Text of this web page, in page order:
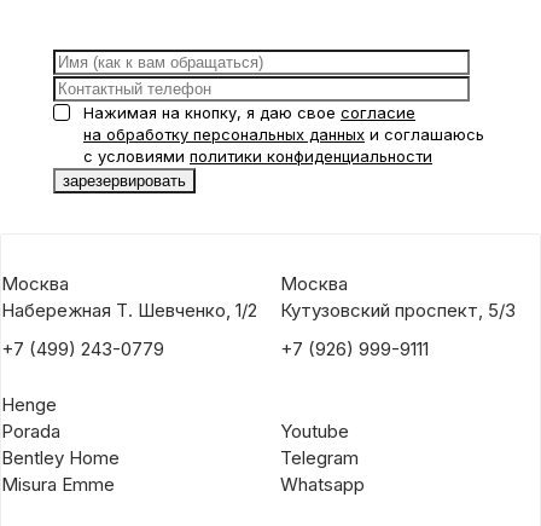
Нажимая на кнопку, я даю свое согласие
на обработку персональных данных и соглашаюсь
с условиями политики конфиденциальности
Москва
Набережная Т. Шевченко, 1/2
+7 (499) 243-0779
Москва
Кутузовский проспект, 5/3
+7 (926) 999-9111
Henge
Porada
Bentley Home
Misura Emme
Youtube
Telegram
Whatsapp